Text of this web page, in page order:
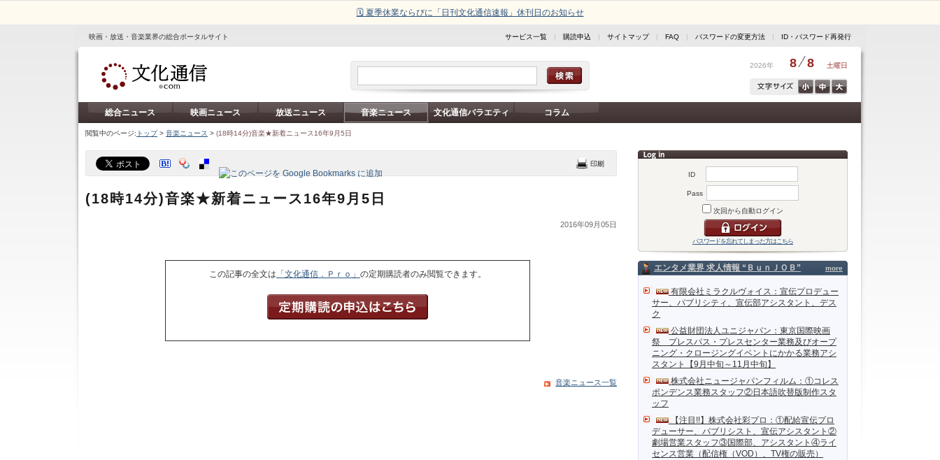
🗓️ 夏季休業ならびに「日刊文化通信速報」休刊日のお知らせ
映画・放送・音楽業界の総合ポータルサイト サービス一覧 | 購読申込 | サイトマップ| FAQ | パスワードの変更方法 | ID・パスワード再発行
2026年 8 8 土曜日
総合ニュース 映画ニュース 放送ニュース 音楽ニュース 文化通信バラエティ コラム
閲覧中のページ: トップ> 音楽ニュース > (18時14分)音楽★新着ニュース16年9月5日
ID
Pass
次回から自動ログイン
パスワードを忘れてしまった方はこちら
more
エンタメ業界 求人情報 “ＢｕｎＪＯＢ”
有限会社ミラクルヴォイス：宣伝プロデュー
サー、パブリシティ、宣伝部アシスタント、デス
ク
公益財団法人ユニジャパン：東京国際映画
祭 プレスパス・プレスセンター業務及びオープ
ニング・クロージングイベントにかかる業務アシ
スタント【9月中旬～11月中旬】
株式会社ニュージャパンフィルム：①コレス
ポンデンス業務スタッフ②日本語吹替版制作スタ
ッフ
【注目!!】株式会社彩プロ：①配給宣伝プロ
デューサー、パブリシスト、宣伝アシスタント②
劇場営業スタッフ③国際部、アシスタント④ライ
センス営業（配信権（VOD）、TV権の販売）
(18時14分)音楽★新着ニュース16年9月5日
2016年09月05日
この記事の全文は 「文化通信．Ｐｒｏ」 の定期購読者のみ閲覧できます。
音楽ニュース一覧